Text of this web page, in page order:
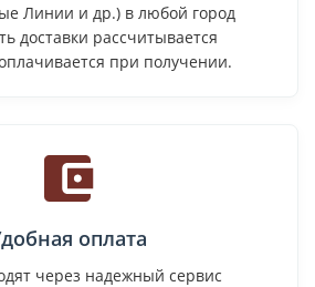
Линии и др.) в любой город
доставки рассчитывается
при получении.
оплата
через надежный сервис